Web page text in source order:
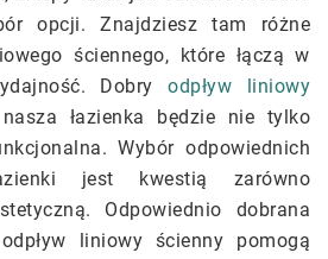
opcji. Znajdziesz tam różne
ściennego, które łączą w
Dobryodpływ liniowy
łazienka będzie nie tylko
Wybór odpowiednich
jest kwestią zarówno
Odpowiednio dobrana
liniowy ścienny pomogą